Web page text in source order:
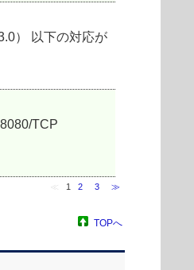
） 以下の対応が
8080/TCP
1 2 3 ≫
TOPへ